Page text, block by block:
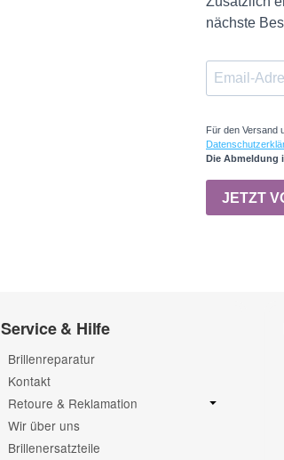
Service & Hilfe
Brillenreparatur
Kontakt
Retoure & Reklamation
Wir über uns
Brillenersatzteile